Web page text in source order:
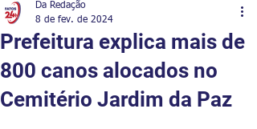
Prefeitura explica mais de
800 canos alocados no
Cemitério Jardim da Paz
Da Redação
8 de fev. de 2024